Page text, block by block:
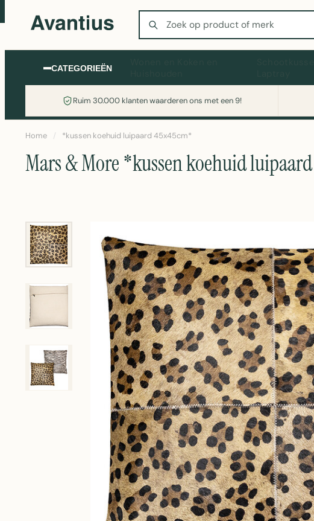
Zoeken
CATEGORIEËN
Ruim 30.000 klanten waarderen ons met een 9!
Home / *kussen koehuid luipaard 45x45cm*
Mars & More *kussen koehuid